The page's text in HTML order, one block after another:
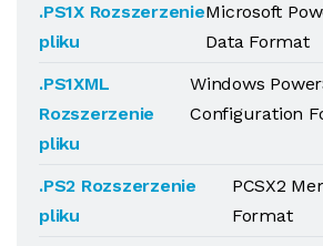
.PS1X Rozszerzenie
pliku
Microsoft
Data Format
.PS1XML
Rozszerzenie
pliku
Windows
Configuration
.PS2 Rozszerzenie
pliku
PCSX2
Format